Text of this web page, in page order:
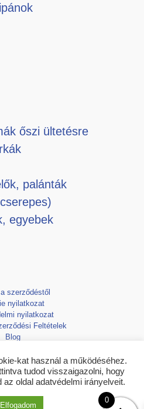
őszi ültetésre
palánták
egyebek
szerződéstől
nyilatkozat
nyilatkozat
Feltételek
Blog
kat használ a működéséhez.
tudod visszaigazolni, hogy
az oldal adatvédelmi irányelveit.
Elfogadom
0